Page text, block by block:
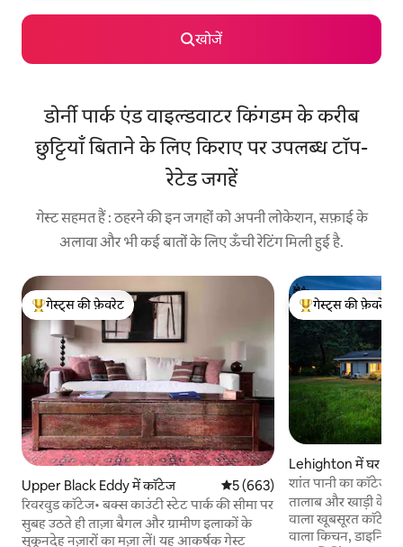
खोजें
डोर्नी पार्क एंड वाइल्डवाटर किंगडम के करीब
छुट्टियाँ बिताने के लिए किराए पर उपलब्ध टॉप-
रेटेड जगहें
गेस्ट सहमत हैं : ठहरने की इन जगहों को अपनी लोकेशन, सफ़ाई के
अलावा और भी कई बातों के लिए ऊँची रेटिंग मिली हुई है.
गेस्ट्स का टॉप फ़ेवरेट
गेस्ट्स की फ़ेवरेट
Upper Black Eddy में कॉटेज औसत रेटिंग 5 में से 5, 663 समीक्षाएँ
5 (663)
रिवरवुड कॉटेज• बक्स काउंटी स्टेट पार्क की सीमा पर
सुबह उठते ही ताज़ा बैगल और ग्रामीण इलाकों के
सुकूनदेह नज़ारों का मज़ा लें। यह आकर्षक गेस्ट
गेस्ट्स का टॉप फ़ेवरेट
गेस्ट्स की फ़ेवरेट
Lehighton में घर
शांत पानी का कॉटेज
तालाब और खाड़ी के
वाला खूबसूरत कॉटेज।
वाला किचन, डाइनिंग